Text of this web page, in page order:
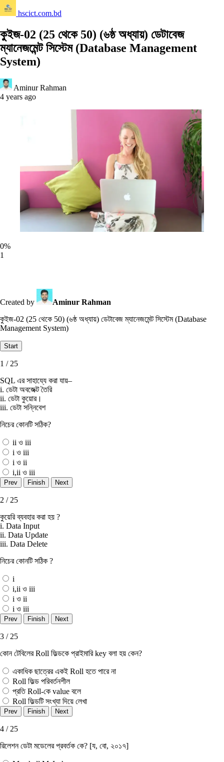
hscict.com.bd
কুইজ-02 (25 থেকে 50) (৬ষ্ঠ অধ্যায়) ডেটাবেজ
ম্যানেজমেন্ট সিস্টেম (Database Management
System)
Aminur Rahman
4 years ago
0%
1
Created by
Aminur Rahman
কুইজ-02 (25 থেকে 50) (৬ষ্ঠ অধ্যায়) ডেটাবেজ ম্যানেজমেন্ট সিস্টেম (Database
Management System)
1 / 25
SQL এর সাহায্যে করা যায়–
i. ডেটা অবজেক্ট তৈরি
ii. ডেটা কুয়াের।
iii. ডেটা সন্নিবেশ
নিচের কোনটি সঠিক?
ii ও iii
i ও iii
i ও ii
i,ii ও iii
2 / 25
কুয়েরি ব্যবহার করা হয় ?
i. Data Input
ii. Data Update
iii. Data Delete
নিচের কোনটি সঠিক ?
i
i,ii ও iii
i ও ii
i ও iii
3 / 25
কোন টেবিলের Roll ফিল্ডকে প্রাইমারি key বলা হয় কেন?
একাধিক ছাত্রের একই Roll হতে পারে না
Roll ফিল্ড পরিবর্তনশীল
প্রতি Roll-কে value বলে
Roll ফিল্ডটি সংখ্যা দিয়ে লেখা
4 / 25
রিলেশন ডেটা মডেলের প্রবর্তক কে? [য, বাে, ২০১৭]